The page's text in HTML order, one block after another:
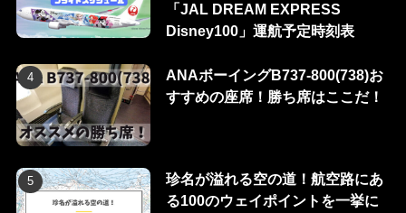
「JAL DREAM EXPRESS
Disney100」運航予定時刻表
ANAボーイングB737-800(738)お
すすめの座席！勝ち席はここだ！
珍名が溢れる空の道！航空路にあ
る100のウェイポイントを一挙に